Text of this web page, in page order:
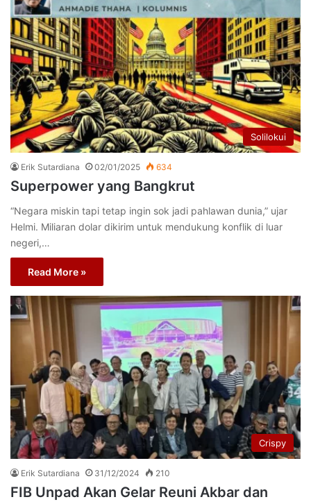
Solilokui
Erik Sutardiana 02/01/2025 634
Superpower yang Bangkrut
“Negara miskin tapi tetap ingin sok jadi pahlawan dunia,” ujar
Helmi. Miliaran dolar dikirim untuk mendukung konflik di luar
negeri,…
Read More »
Crispy
Erik Sutardiana 31/12/2024 210
FIB Unpad Akan Gelar Reuni Akbar dan